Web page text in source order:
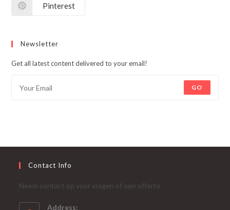
Pinterest
Newsletter
Get all latest content delivered to your email!
GO
Contact Info
Neem contact op voor vragen of een offerte
Address: